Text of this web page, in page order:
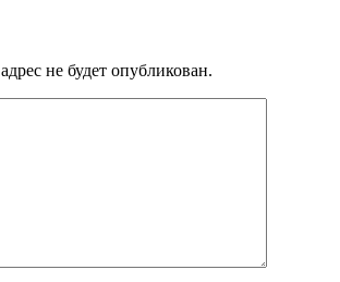
не будет опубликован.